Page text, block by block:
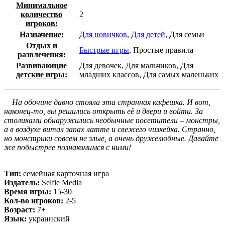
Минимальное
количество
игроков:
2
Назначение: Для новичков, Для детей, Для семьи
Отдых и
развлечения:
Быстрые игры, Простые правила
Развивающие
детские игры:
Для девочек, Для мальчиков, Для
младших классов, Для самых маленьких
На обочине давно стояла эта странная кафешка. И вот,
наконец-то, вы решились открыть её и двери и войти. За
столиками обнаружились необычные посетители – монстры,
а в воздухе витал запах латте и свежего чизкейка. Странно,
но монстрики совсем не злые, а очень дружелюбные. Давайте
же побыстрее познакомимся с ними!
Тип: семейная карточная игра
Издатель: Selfie Media
Время игры: 15-30
Кол-во игроков: 2-5
Возраст: 7+
Язык: украинский